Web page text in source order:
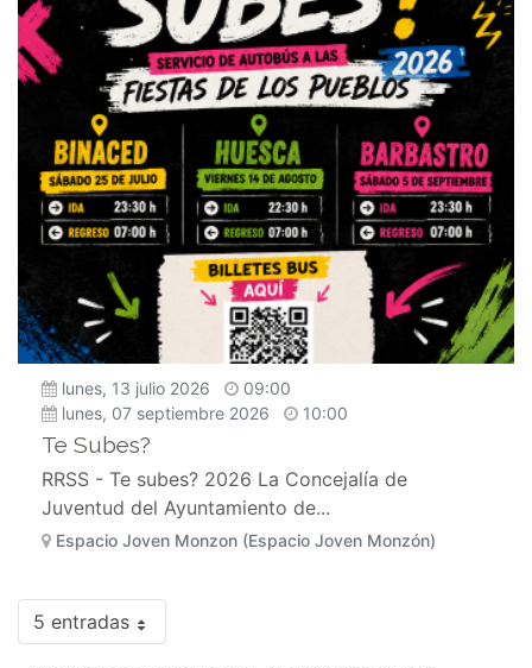
lunes, 13 julio 2026
09:00
lunes, 07 septiembre 2026
10:00
Te Subes?
RRSS - Te subes? 2026 La Concejalía de
Juventud del Ayuntamiento de...
Espacio Joven Monzon (Espacio Joven Monzón)
5 entradas